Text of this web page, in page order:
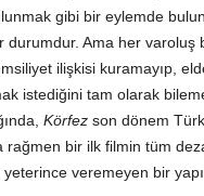
gibi bir eylemde
durumdur. Ama her varoluş
ilişkisi kuramayıp,
istediğini tam olarak
Körfezson dönem Türk
rağmen bir ilk filmin tüm
yeterince veremeyen bir